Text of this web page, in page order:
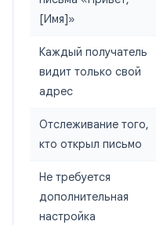
[Имя]»
Каждый получатель
видит только свой
адрес
Отслеживание того,
кто открыл письмо
Не требуется
дополнительная
настройка